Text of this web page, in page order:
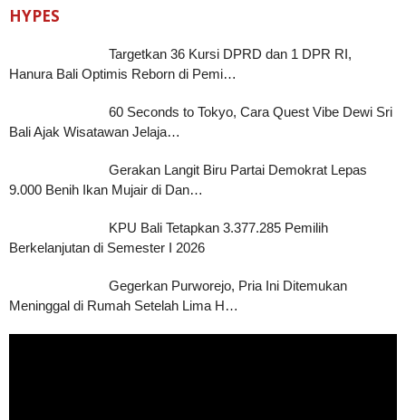
HYPES
Targetkan 36 Kursi DPRD dan 1 DPR RI,
Hanura Bali Optimis Reborn di Pemi…
60 Seconds to Tokyo, Cara Quest Vibe Dewi Sri
Bali Ajak Wisatawan Jelaja…
Gerakan Langit Biru Partai Demokrat Lepas
9.000 Benih Ikan Mujair di Dan…
KPU Bali Tetapkan 3.377.285 Pemilih
Berkelanjutan di Semester I 2026
Gegerkan Purworejo, Pria Ini Ditemukan
Meninggal di Rumah Setelah Lima H…